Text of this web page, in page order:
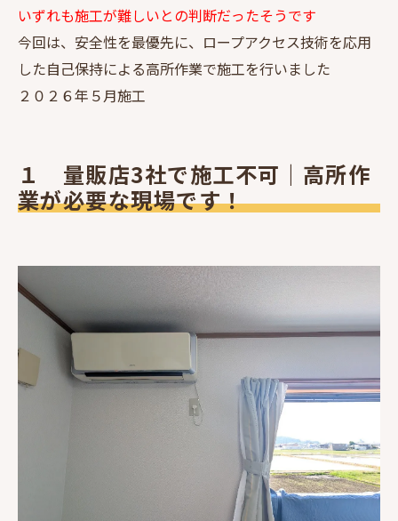
いずれも施工が難しいとの判断だったそうです
今回は、安全性を最優先に、ロープアクセス技術を応用
した自己保持による高所作業で施工を行いました
２０２６年５月施工
１ 量販店3社で施工不可｜高所作
業が必要な現場です！